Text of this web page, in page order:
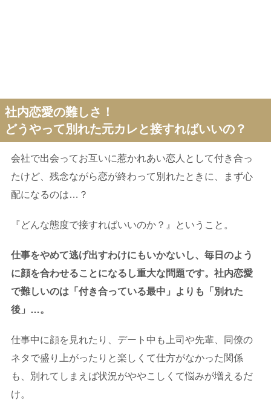
社内恋愛の難しさ！
どうやって別れた元カレと接すればいいの？
会社で出会ってお互いに惹かれあい恋人として付き合っ
たけど、残念ながら恋が終わって別れたときに、まず心
配になるのは…？
『どんな態度で接すればいいのか？』ということ。
仕事をやめて逃げ出すわけにもいかないし、毎日のよう
に顔を合わせることになるし重大な問題です。社内恋愛
で難しいのは「付き合っている最中」よりも「別れた
後」…。
仕事中に顔を見れたり、デート中も上司や先輩、同僚の
ネタで盛り上がったりと楽しくて仕方がなかった関係
も、別れてしまえば状況がややこしくて悩みが増えるだ
け。